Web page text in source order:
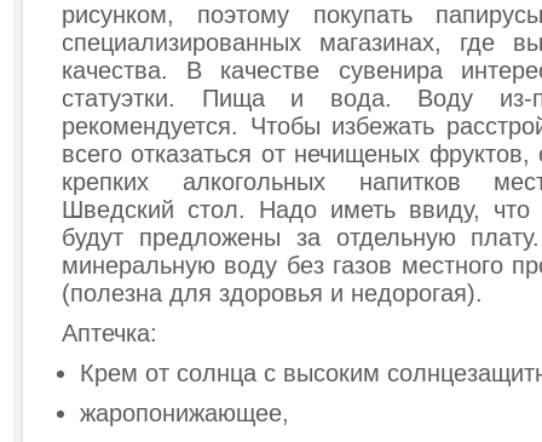
рисунком, поэтому покупать
специализированных магазинах, где
качества. В качестве сувенира
статуэтки. Пища и вода. Воду
рекомендуется. Чтобы избежать
всего отказаться от нечищеных
крепких алкогольных напитков
Шведский стол. Надо иметь ввиду,
будут предложены за отдельную
минеральную воду без газов местного
(полезна для здоровья и недорогая).
Аптечка:
Крем от солнца с высоким
жаропонижающее,